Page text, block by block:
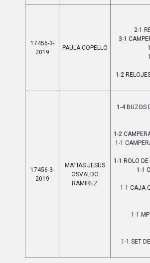
17456-3-
2019
PAULA COPELLO
2-1
3-1
1-2
17456-3-
2019
MATIAS JESUS
OSVALDO
RAMIREZ
1-4 BUZOS
1-2
1-1
1-1 ROLO
1-1
1-1 CAJA
1-1
1-1 SET